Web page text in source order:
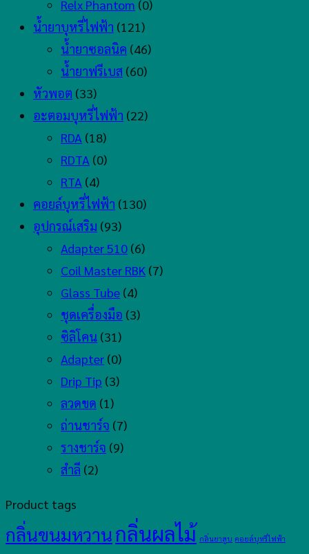
Relx Phantom (0)
น้ำยาบุหรี่ไฟฟ้า (121)
น้ำยาซอลนิค (46)
น้ำยาฟรีเบส (60)
หัวพอต (33)
อะตอมบุหรี่ไฟฟ้า (22)
RDA (18)
RDTA (0)
RTA (4)
คอยล์บุหรี่ไฟฟ้า (130)
อุปกรณ์เสริม (93)
Adapter 510 (6)
Coil Master RBK (7)
Glass Tube (4)
ชุดเครื่องมือ (3)
ซิลิโคน (31)
Adapter (0)
Drip Tip (3)
ลวดขด (1)
ถ่านชาร์จ (7)
รางชาร์จ (9)
สำลี (2)
Product tags
กลิ่นขนมหวานกลิ่นผลไม้ กลิ่นยาสูบ คอยล์บุหรี่ไฟฟ้า